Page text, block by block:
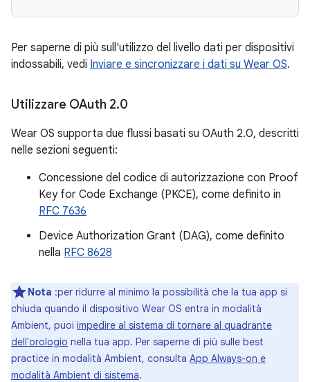
Per saperne di più sull'utilizzo del livello dati per dispositivi
indossabili, vedi Inviare e sincronizzare i dati su Wear OS.
Utilizzare OAuth 2.0
Wear OS supporta due flussi basati su OAuth 2.0, descritti
nelle sezioni seguenti:
Concessione del codice di autorizzazione con Proof
Key for Code Exchange (PKCE), come definito in
RFC 7636
Device Authorization Grant (DAG), come definito
nella RFC 8628
Nota :per ridurre al minimo la possibilità che la tua app si
chiuda quando il dispositivo Wear OS entra in modalità
Ambient, puoi impedire al sistema di tornare al quadrante
dell'orologio nella tua app. Per saperne di più sulle best
practice in modalità Ambient, consulta App Always-on e
modalità Ambient di sistema.